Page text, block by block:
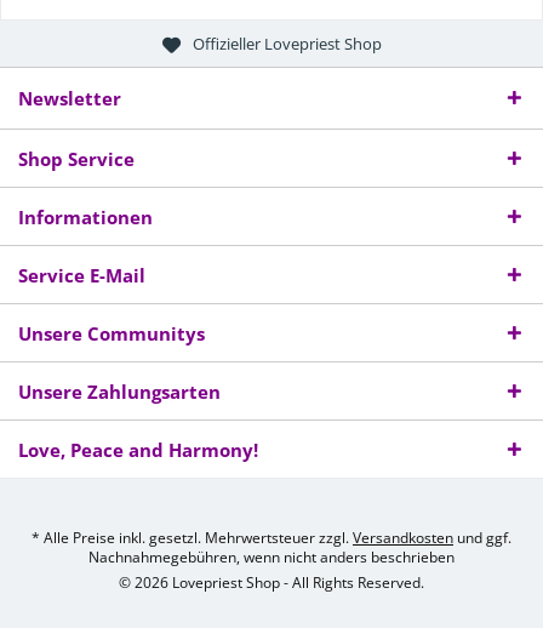
Offizieller Lovepriest Shop
Newsletter
Shop Service
Informationen
Service E-Mail
Unsere Communitys
Unsere Zahlungsarten
Love, Peace and Harmony!
* Alle Preise inkl. gesetzl. Mehrwertsteuer zzgl.Versandkosten und ggf.
Nachnahmegebühren, wenn nicht anders beschrieben
© 2026 Lovepriest Shop - All Rights Reserved.